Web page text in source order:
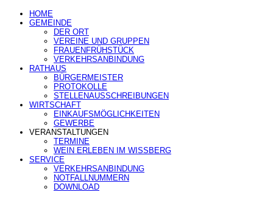
HOME
GEMEINDE
DER ORT
VEREINE UND GRUPPEN
FRAUENFRÜHSTÜCK
VERKEHRSANBINDUNG
RATHAUS
BÜRGERMEISTER
PROTOKOLLE
STELLENAUSSCHREIBUNGEN
WIRTSCHAFT
EINKAUFSMÖGLICHKEITEN
GEWERBE
VERANSTALTUNGEN
TERMINE
WEIN ERLEBEN IM WISSBERG
SERVICE
VERKEHRSANBINDUNG
NOTFALLNUMMERN
DOWNLOAD